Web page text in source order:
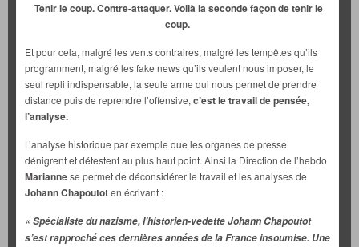
Tenir le coup. Contre-attaquer.Voilà la seconde façon de tenir le
coup.
Et pour cela, malgré les vents contraires, malgré les tempêtes qu’ils
programment, malgré les fake news qu’ils veulent nous imposer, le
seul repli indispensable, la seule arme qui nous permet de prendre
distance puis de reprendre l’offensive, c’est le travail de pensée,
l’analyse.
L’analyse historique par exemple que les organes de presse
dénigrent et détestent au plus haut point. Ainsi la Direction de l’hebdo
Mariannese permet de déconsidérer le travail et les analyses de
Johann Chapoutoten écrivant :
« Spécialiste du nazisme, l’historien-vedette Johann Chapoutot
s’est rapproché ces dernières années de la France insoumise. Une